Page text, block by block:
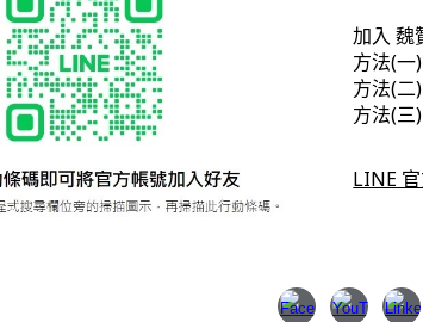
加入 魏
方法(一
方法(二
方法(三
LINE